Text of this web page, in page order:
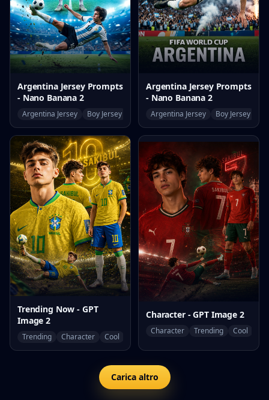
Argentina Jersey Prompts
- Nano Banana 2
Argentina Jersey Boy Jersey World Cup
Argentina Jersey Prompts
- Nano Banana 2
Argentina Jersey Boy Jersey
Trending Now - GPT
Image 2
Trending Character Cool
Character - GPT Image 2
Character Trending Cool
Carica altro